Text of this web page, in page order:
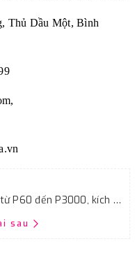
Thủ Dầu Một, Bình
Giấy ráp tờ Nikken Japan, độ nhám từ P60 đến P3000, kích thước tờ A4
sau